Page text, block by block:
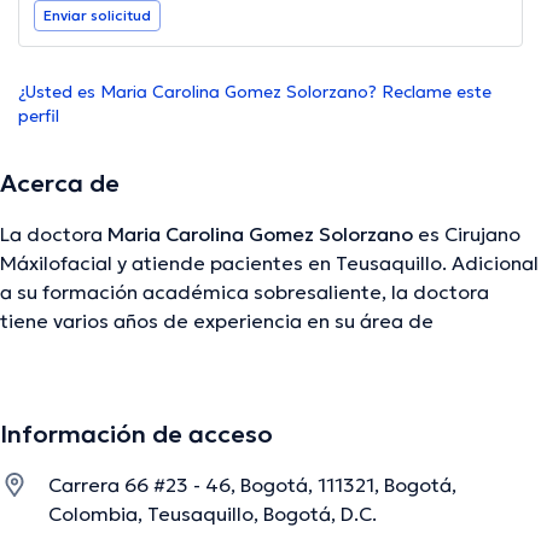
Enviar solicitud
¿Usted es Maria Carolina Gomez Solorzano? Reclame este
perfil
Acerca de
La doctora Maria Carolina Gomez Solorzano es Cirujano
Máxilofacial y atiende pacientes en Teusaquillo. Adicional
a su formación académica sobresaliente, la doctora
tiene varios años de experiencia en su área de
asociaciones médicas. Maria Carolina Gomez Solorzano
meta de tener una formación continua en su campo de
especialización y ha compartido diversos artículos. Es
Información de acceso
Carrera 66 #23 - 46, Bogotá, 111321, Bogotá,
Colombia, Teusaquillo, Bogotá, D.C.